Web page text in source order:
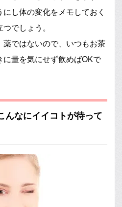
し体の変化をメモしておく
でしょう。
薬ではないので、いつもお茶
に量を気にせず飲めばOKで
んなにイイコトが待って